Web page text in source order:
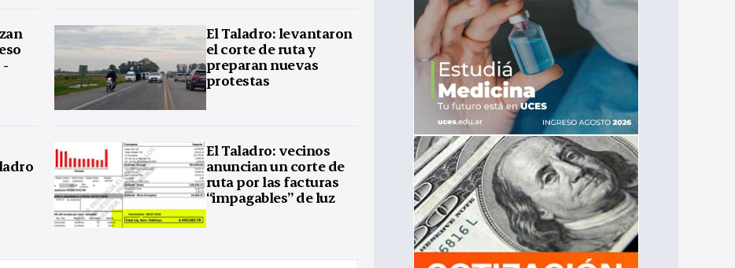
-
El Taladro: levantaron
el corte de ruta y
preparan nuevas
protestas
El Taladro: vecinos
anuncian un corte de
ruta por las facturas
“impagables” de luz